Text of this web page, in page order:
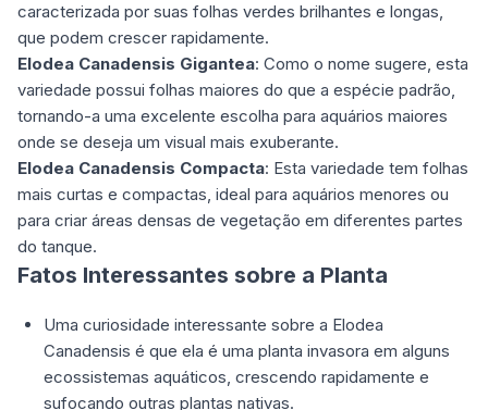
caracterizada por suas folhas verdes brilhantes e longas,
que podem crescer rapidamente.
Elodea Canadensis Gigantea: Como o nome sugere, esta
variedade possui folhas maiores do que a espécie padrão,
tornando-a uma excelente escolha para aquários maiores
onde se deseja um visual mais exuberante.
Elodea Canadensis Compacta: Esta variedade tem folhas
mais curtas e compactas, ideal para aquários menores ou
para criar áreas densas de vegetação em diferentes partes
do tanque.
Fatos Interessantes sobre a Planta
Uma curiosidade interessante sobre a Elodea
Canadensis é que ela é uma planta invasora em alguns
ecossistemas aquáticos, crescendo rapidamente e
sufocando outras plantas nativas.